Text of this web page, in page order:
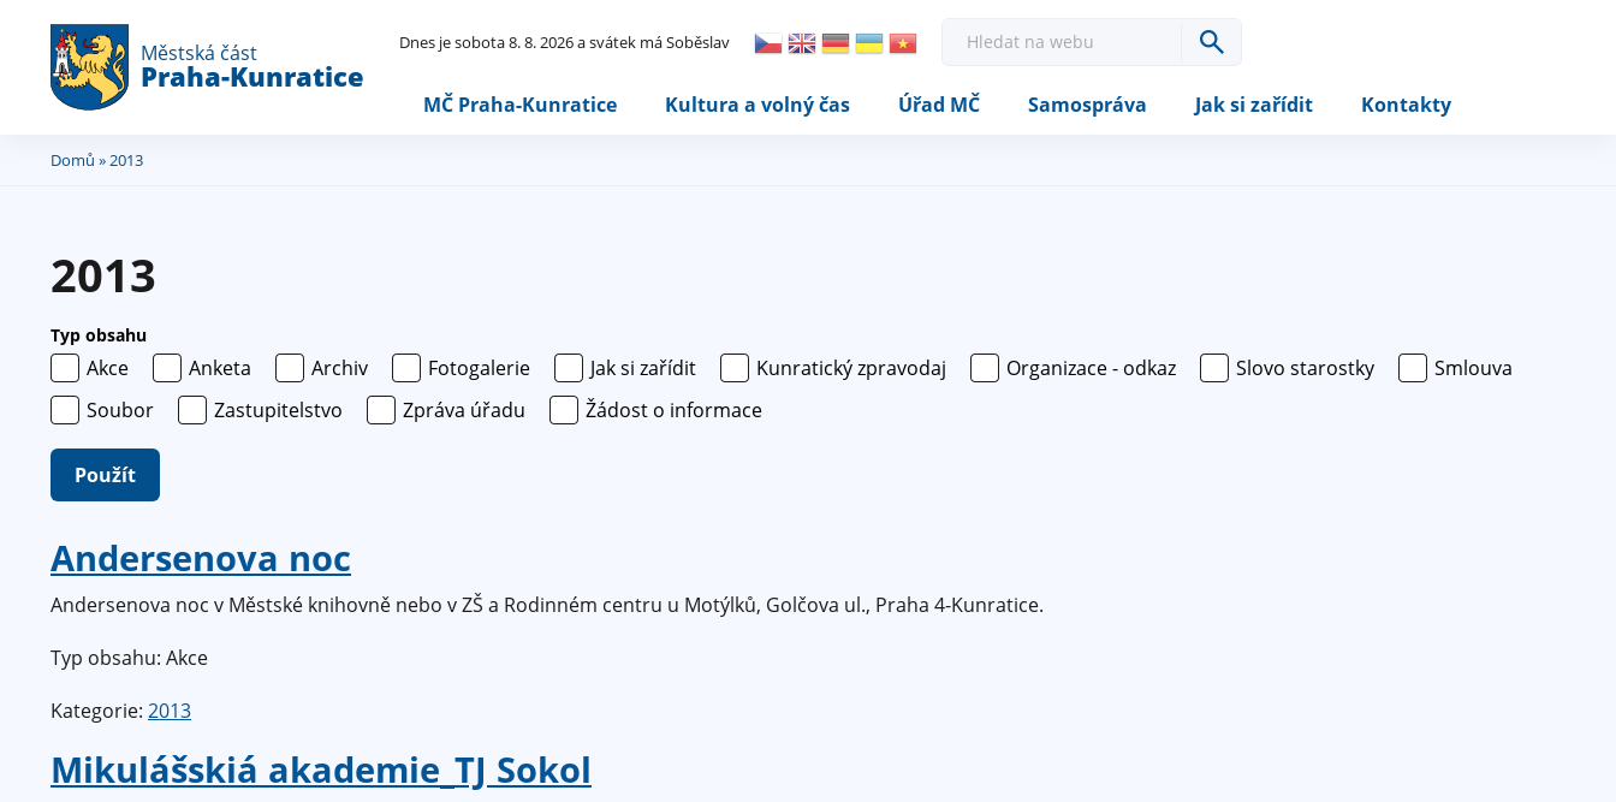
Městská část
Praha-Kunratice
Dnes je sobota 8. 8. 2026 a svátek má Soběslav
a
MČ Praha-Kunratice Kultura a volný čas Úřad MČ Samospráva Jak si zařídit Kontakty
JsteDomů » 2013
2013
Typ obsahu
Akce Anketa Archiv Fotogalerie Jak si zařídit Kunratický zpravodaj Organizace - odkaz Slovo starostky
Smlouva
Soubor
Zastupitelstvo Zpráva úřadu Žádost o informace
Andersenova noc
Andersenova noc v Městské knihovně nebo v ZŠ a Rodinném centru u Motýlků, Golčova ul., Praha 4-Kunratice.
Typ obsahu: Akce
Kategorie: 2013
Mikulášskiá akademie_TJ Sokol